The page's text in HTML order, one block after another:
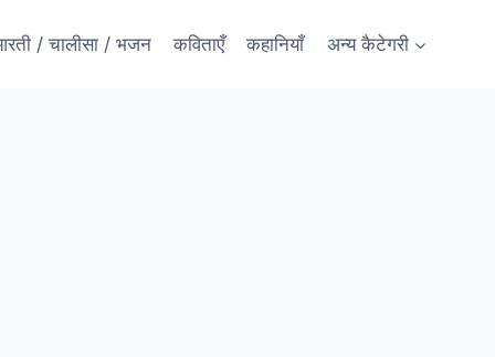
/ चालीसा / भजन कविताएँ कहानियाँ अन्य कैटेगरी